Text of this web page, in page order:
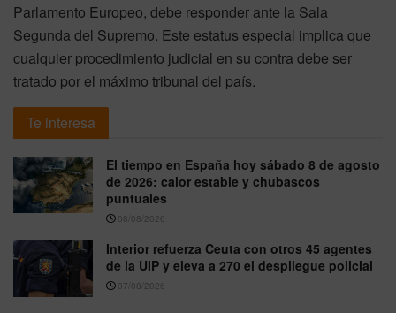
Parlamento Europeo, debe responder ante la Sala
Segunda del Supremo. Este estatus especial implica que
cualquier procedimiento judicial en su contra debe ser
tratado por el máximo tribunal del país.
Te interesa
El tiempo en España hoy sábado 8 de agosto
de 2026: calor estable y chubascos
puntuales
08/08/2026
Interior refuerza Ceuta con otros 45 agentes
de la UIP y eleva a 270 el despliegue policial
07/08/2026